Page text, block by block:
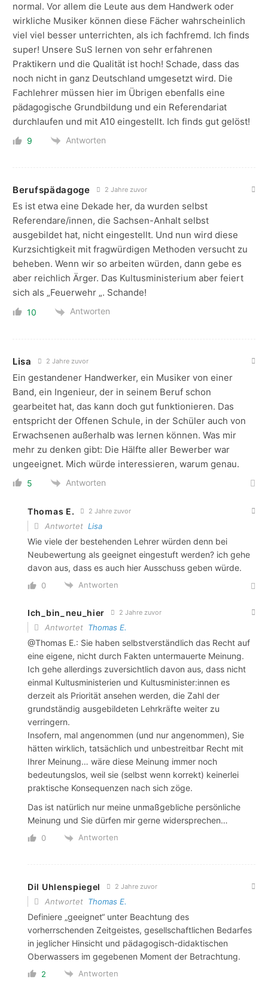
normal. Vor allem die Leute aus dem Handwerk oder
wirkliche Musiker können diese Fächer wahrscheinlich
viel viel besser unterrichten, als ich fachfremd. Ich finds
super! Unsere SuS lernen von sehr erfahrenen
Praktikern und die Qualität ist hoch! Schade, dass das
noch nicht in ganz Deutschland umgesetzt wird. Die
Fachlehrer müssen hier im Übrigen ebenfalls eine
pädagogische Grundbildung und ein Referendariat
durchlaufen und mit A10 eingestellt. Ich finds gut gelöst!
9 Antworten
Berufspädagoge 2 Jahre zuvor
Es ist etwa eine Dekade her, da wurden selbst
Referendare/innen, die Sachsen-Anhalt selbst
ausgebildet hat, nicht eingestellt. Und nun wird diese
Kurzsichtigkeit mit fragwürdigen Methoden versucht zu
beheben. Wenn wir so arbeiten würden, dann gebe es
aber reichlich Ärger. Das Kultusministerium aber feiert
sich als „Feuerwehr „. Schande!
10 Antworten
Lisa 2 Jahre zuvor
Ein gestandener Handwerker, ein Musiker von einer
Band, ein Ingenieur, der in seinem Beruf schon
gearbeitet hat, das kann doch gut funktionieren. Das
entspricht der Offenen Schule, in der Schüler auch von
Erwachsenen außerhalb was lernen können. Was mir
mehr zu denken gibt: Die Hälfte aller Bewerber war
ungeeignet. Mich würde interessieren, warum genau.
5 Antworten
Thomas E. 2 Jahre zuvor
Antwortet Lisa
Wie viele der bestehenden Lehrer würden denn bei
Neubewertung als geeignet eingestuft werden? ich gehe
davon aus, dass es auch hier Ausschuss geben würde.
0 Antworten
Ich_bin_neu_hier 2 Jahre zuvor
Antwortet Thomas E.
@Thomas E.: Sie haben selbstverständlich das Recht auf
eine eigene, nicht durch Fakten untermauerte Meinung.
Ich gehe allerdings zuversichtlich davon aus, dass nicht
einmal Kultusministerien und Kultusminister:innen es
derzeit als Priorität ansehen werden, die Zahl der
grundständig ausgebildeten Lehrkräfte weiter zu
verringern.
Insofern, mal angenommen (und nur angenommen), Sie
hätten wirklich, tatsächlich und unbestreitbar Recht mit
Ihrer Meinung… wäre diese Meinung immer noch
bedeutungslos, weil sie (selbst wenn korrekt) keinerlei
praktische Konsequenzen nach sich zöge.
Das ist natürlich nur meine unmaßgebliche persönliche
Meinung und Sie dürfen mir gerne widersprechen…
0 Antworten
Dil Uhlenspiegel 2 Jahre zuvor
Antwortet Thomas E.
Definiere „geeignet“ unter Beachtung des
vorherrschenden Zeitgeistes, gesellschaftlichen Bedarfes
in jeglicher Hinsicht und pädagogisch-didaktischen
Oberwassers im gegebenen Moment der Betrachtung.
2 Antworten